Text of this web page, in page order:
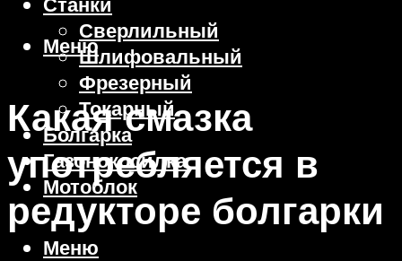
Сверлильный
Шлифовальный
Фрезерный
Токарный
Болгарка
Газонокосилка
Мотоблок
Меню
Меню
Какая смазка
употребляется в
редукторе болгарки